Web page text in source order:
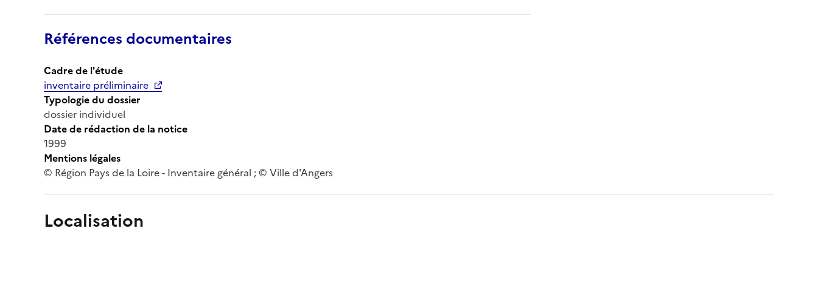
Références documentaires
Cadre de l'étude
inventaire préliminaire
Typologie du dossier
dossier individuel
Date de rédaction de la notice
1999
Mentions légales
© Région Pays de la Loire - Inventaire général ; © Ville d'Angers
Localisation